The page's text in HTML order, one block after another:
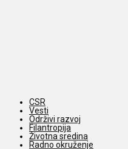
CSR
Vesti
Održivi razvoj
Filantropija
Životna sredina
Radno okruženje